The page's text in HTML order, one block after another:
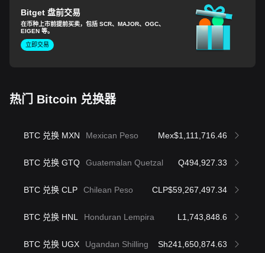
Bitget 盘前交易
在币种上市前提前买卖，包括 SCR、MAJOR、OGC、
EIGEN 等。
立即交易
热门 Bitcoin 兑换器
BTC 兑换 MXN Mexican Peso Mex$1,111,716.46
BTC 兑换 GTQ Guatemalan Quetzal Q494,927.33
BTC 兑换 CLP Chilean Peso CLP$59,267,497.34
BTC 兑换 HNL Honduran Lempira L1,743,848.6
BTC 兑换 UGX Ugandan Shilling Sh241,650,874.63